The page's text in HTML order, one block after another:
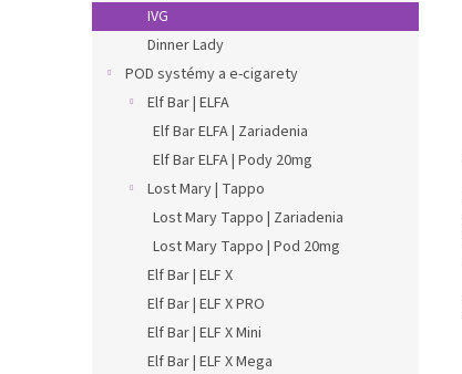
IVG
Dinner Lady
POD systémy a e-cigarety
Elf Bar | ELFA
Elf Bar ELFA | Zariadenia
Elf Bar ELFA | Pody 20mg
Lost Mary | Tappo
Lost Mary Tappo | Zariadenia
Lost Mary Tappo | Pod 20mg
Elf Bar | ELF X
Elf Bar | ELF X PRO
Elf Bar | ELF X Mini
Elf Bar | ELF X Mega